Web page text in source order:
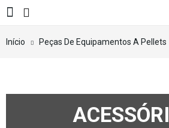
Início Peças De Equipamentos A Pellets